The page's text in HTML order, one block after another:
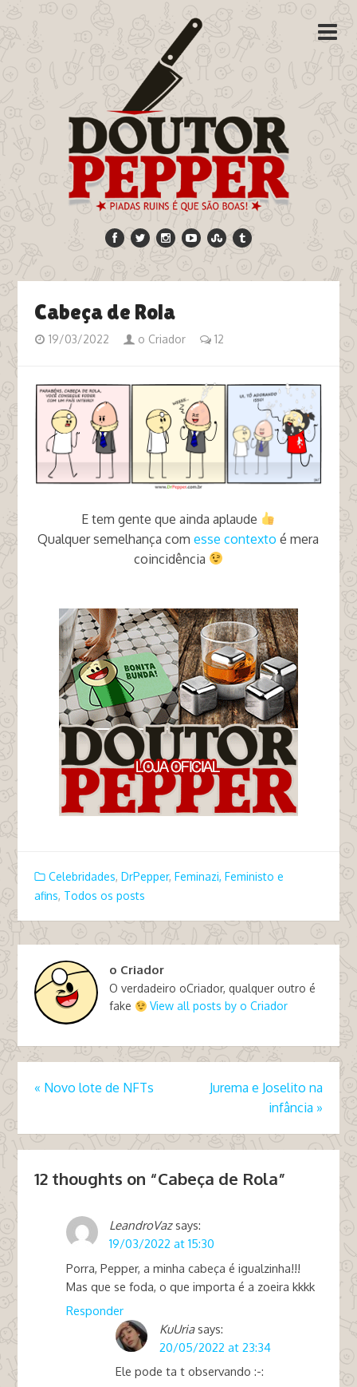
Cabeça de Rola
19/03/2022 o Criador 12
E tem gente que ainda aplaude
Qualquer semelhança comesse contexto é mera
coincidência
Celebridades, DrPepper, Feminazi, Feministo e
afins, Todos os posts
o Criador
O verdadeiro oCriador, qualquer outro é
fake
View all posts by o Criador
« Novo lote de NFTs
Jurema e Joselito na
infância »
12 thoughts on “Cabeça de Rola”
LeandroVaz says:
19/03/2022 at 15:30
Porra, Pepper, a minha cabeça é igualzinha!!!
Mas que se foda, o que importa é a zoeira kkkk
Responder
KuUria says:
20/05/2022 at 23:34
Ele pode ta t observando :-: